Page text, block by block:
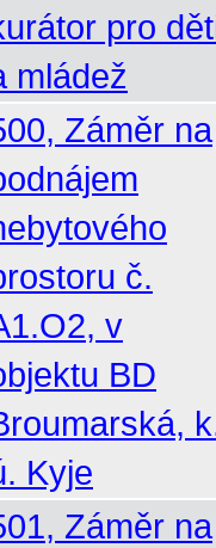
pro
mládež
Záměr na
č.
v
BD
Kyje
Záměr na